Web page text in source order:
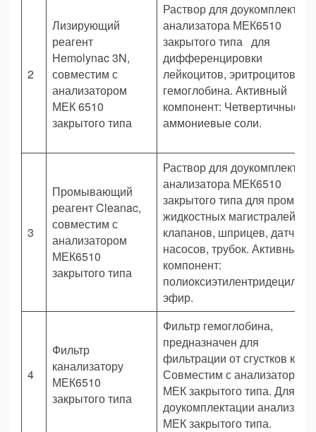
2
Лизирующий
реагент
Hemolynac 3N,
совместим с
анализатором
МЕК 6510
закрытого типа
Раствор для
анализатора МЕК6510
закрытого типа для
дифференцировки
лейкоцитов, эритроцитов и
гемоглобина. Активный
компонент: Четвертичные
аммониевые соли.
3
Промывающий
реагент Cleanac,
совместим с
анализатором
МЕК6510
закрытого типа
Раствор для
анализатора МЕК6510
закрытого типа для
жидкостных магистралей,
клапанов, шприцев,
насосов, трубок. Активный
компонент:
эфир.
4
Фильтр
канализатору
МЕК6510
закрытого типа
Фильтр гемоглобина,
предназначен для
фильтрации от сгустков
Совместим с анализатором
МЕК закрытого типа. Для
доукомплектации
МЕК закрытого типа.